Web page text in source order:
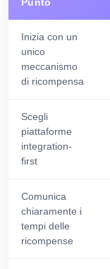
Inizia con un
unico
meccanismo
di ricompensa
Scegli
piattaforme
integration-
first
Comunica
chiaramente i
tempi delle
ricompense